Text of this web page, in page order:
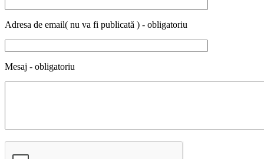
Adresa de email( nu va fi publicată ) - obligatoriu
Mesaj - obligatoriu